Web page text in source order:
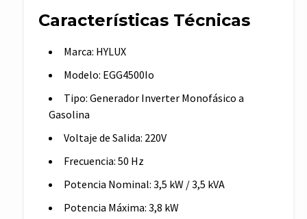
Características Técnicas
Marca: HYLUX
Modelo: EGG4500Io
Tipo: Generador Inverter Monofásico a
Gasolina
Voltaje de Salida: 220V
Frecuencia: 50 Hz
Potencia Nominal: 3,5 kW / 3,5 kVA
Potencia Máxima: 3,8 kW